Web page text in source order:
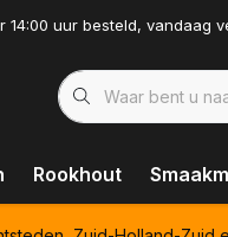
14:00 uur besteld, vandaag
Rookhout